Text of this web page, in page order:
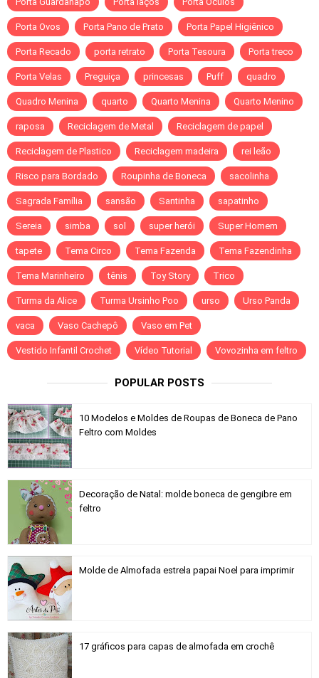
Porta Ovos Porta Pano de Prato Porta Papel Higiênico
Porta Recado porta retrato Porta Tesoura Porta treco
Porta Velas Preguiça princesas Puff quadro
Quadro Menina quarto Quarto Menina Quarto Menino
raposa Reciclagem de Metal Reciclagem de papel
Reciclagem de Plastico Reciclagem madeira rei leão
Risco para Bordado Roupinha de Boneca sacolinha
Sagrada Família sansão Santinha sapatinho
Sereia simba sol super herói Super Homem
tapete Tema Circo Tema Fazenda Tema Fazendinha
Tema Marinheiro tênis Toy Story Trico
Turma da Alice Turma Ursinho Poo urso Urso Panda
vaca Vaso Cachepô Vaso em Pet
Vestido Infantil Crochet Vídeo Tutorial Vovozinha em feltro
POPULAR POSTS
10 Modelos e Moldes de Roupas de Boneca de Pano
Feltro com Moldes
Decoração de Natal: molde boneca de gengibre em
feltro
Molde de Almofada estrela papai Noel para imprimir
17 gráficos para capas de almofada em crochê